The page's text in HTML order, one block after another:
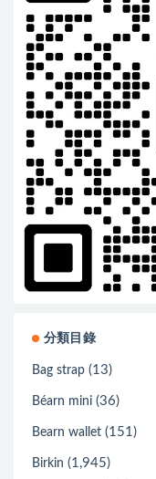
分類目錄
Bag strap (13)
Béarn mini (36)
Bearn wallet (151)
Birkin (1,945)